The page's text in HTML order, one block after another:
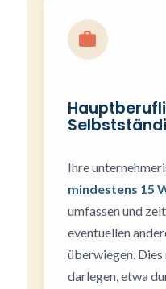
Ihre
mindestens 15
umfassen und
eventuellen
überwiegen. Dies
darlegen, etwa